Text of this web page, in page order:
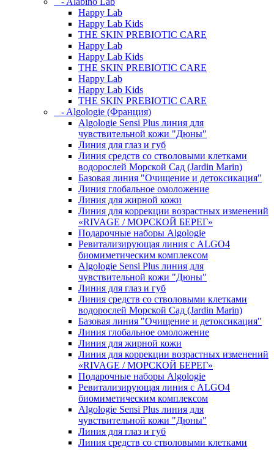
Happy Lab
Happy Lab Kids
THE SKIN PREBIOTIC CARE
Happy Lab
Happy Lab Kids
THE SKIN PREBIOTIC CARE
Happy Lab
Happy Lab Kids
THE SKIN PREBIOTIC CARE
- Algologie (Франция)
Algologie Sensi Plus линия для
чувcтвительной кожи "Дюны"
Линия для глаз и губ
Линия средств со стволовыми клетками
водорослей Морской Сад (Jardin Marin)
Базовая линия "Очищение и детоксикация"
Линия глобальное омоложение
Линия для жирной кожи
Линия для коррекции возрастных изменений
«RIVAGE / МОРСКОЙ БЕРЕГ»
Подарочные наборы Algologie
Ревитализирующая линия с ALGO4
биомиметическим комплексом
Algologie Sensi Plus линия для
чувcтвительной кожи "Дюны"
Линия для глаз и губ
Линия средств со стволовыми клетками
водорослей Морской Сад (Jardin Marin)
Базовая линия "Очищение и детоксикация"
Линия глобальное омоложение
Линия для жирной кожи
Линия для коррекции возрастных изменений
«RIVAGE / МОРСКОЙ БЕРЕГ»
Подарочные наборы Algologie
Ревитализирующая линия с ALGO4
биомиметическим комплексом
Algologie Sensi Plus линия для
чувcтвительной кожи "Дюны"
Линия для глаз и губ
Линия средств со стволовыми клетками